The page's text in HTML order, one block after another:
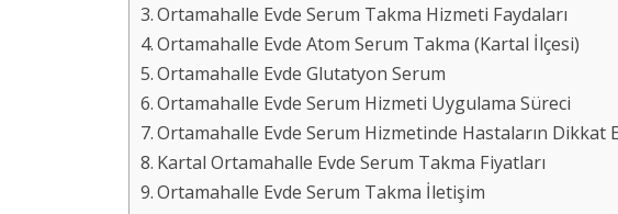
Ortamahalle Evde Serum Takma Hizmeti Faydaları
Ortamahalle Evde Atom Serum Takma (Kartal İlçesi)
Ortamahalle Evde Glutatyon Serum
Ortamahalle Evde Serum Hizmeti Uygulama Süreci
Ortamahalle Evde Serum Hizmetinde Hastaların Dikkat
Kartal Ortamahalle Evde Serum Takma Fiyatları
Ortamahalle Evde Serum Takma İletişim